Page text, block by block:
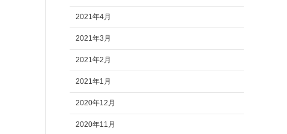
2021年4月
2021年3月
2021年2月
2021年1月
2020年12月
2020年11月